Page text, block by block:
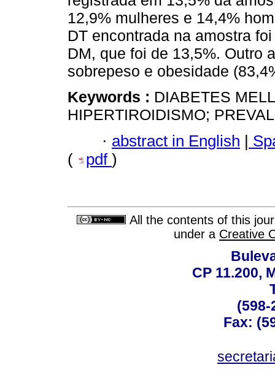
12,9% mulheres e 14,4%
DT encontrada na amostra
DM, que foi de 13,5%. Outro
sobrepeso e obesidade
Keywords : DIABETES
HIPERTIROIDISMO;
· abstract in English |
(
pdf )
All the contents of this
under a Creative
CP 11.200,
(598-
Fax: